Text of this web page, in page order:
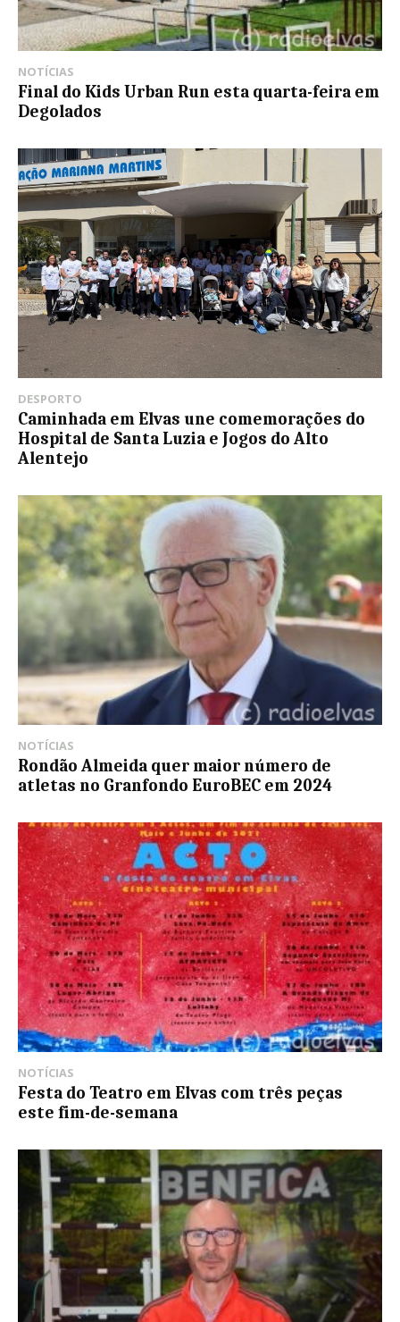
NOTÍCIAS
Final do Kids Urban Run esta quarta-feira em
Degolados
DESPORTO
Caminhada em Elvas une comemorações do
Hospital de Santa Luzia e Jogos do Alto
Alentejo
NOTÍCIAS
Rondão Almeida quer maior número de
atletas no Granfondo EuroBEC em 2024
NOTÍCIAS
Festa do Teatro em Elvas com três peças
este fim-de-semana